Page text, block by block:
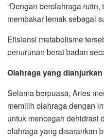
“Dengan berolahraga
membakar lemak sebagai
Efisiensi metabolisme
penurunan berat badan
Olahraga yang dianjurkan
Selama berpuasa, Aries
memilih olahraga dengan
untuk mencegah dehidrasi
olahraga yang disarankan